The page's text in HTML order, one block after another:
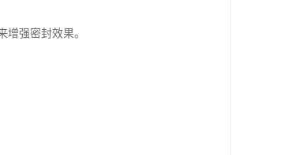
强密封效果。